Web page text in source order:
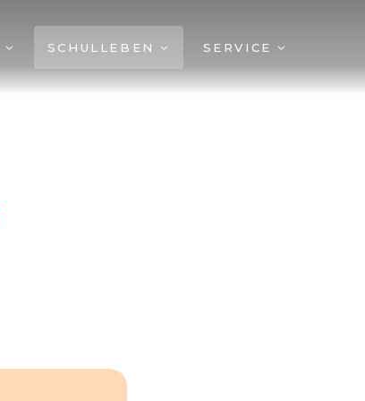
SCHULLEBEN SERVICE